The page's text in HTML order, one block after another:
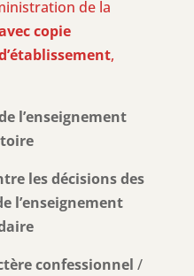
de la
copie
,
l’enseignement
les décisions des
l’enseignement
confessionnel /